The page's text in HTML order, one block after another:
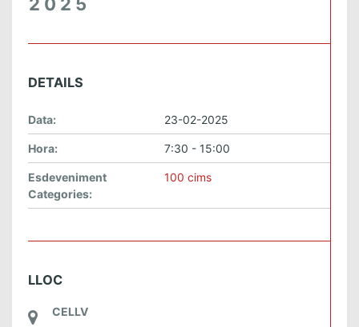
DETAILS
Data: 23-02-2025
Hora: 7:30 - 15:00
Esdeveniment
Categories:
100 cims
LLOC
CELLV